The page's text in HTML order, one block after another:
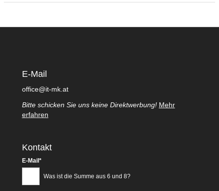
E-Mail
office@it-mk.at
Bitte schicken Sie uns keine Direktwerbung! Mehr
erfahren
Kontakt
Pflichtfeld
E-Mail*
Was ist die Summe aus 6 und 8?